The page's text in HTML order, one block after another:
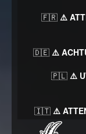
🇫🇷 ⚠️
🇩🇪 ⚠️
🇵🇱 ⚠️
🇮🇹 ⚠️